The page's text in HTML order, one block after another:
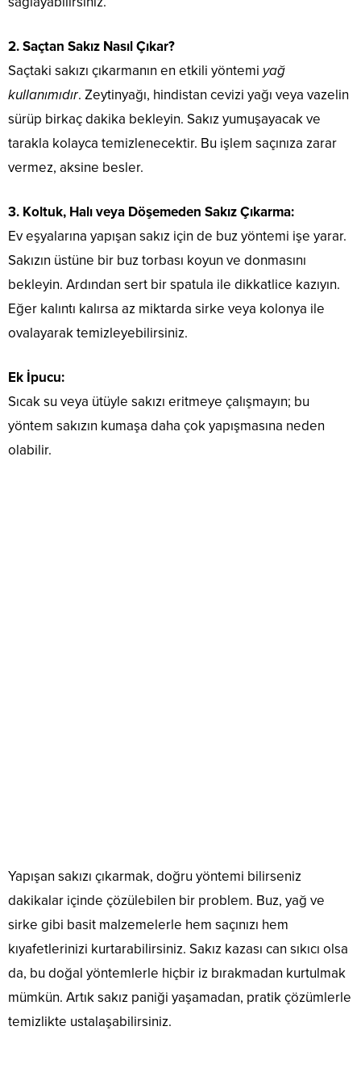
2. Saçtan Sakız Nasıl Çıkar?
Saçtaki sakızı çıkarmanın en etkili yöntemi yağ
kullanımıdır. Zeytinyağı, hindistan cevizi yağı veya vazelin
sürüp birkaç dakika bekleyin. Sakız yumuşayacak ve
tarakla kolayca temizlenecektir. Bu işlem saçınıza zarar
vermez, aksine besler.
3. Koltuk, Halı veya Döşemeden Sakız Çıkarma:
Ev eşyalarına yapışan sakız için de buz yöntemi işe yarar.
Sakızın üstüne bir buz torbası koyun ve donmasını
bekleyin. Ardından sert bir spatula ile dikkatlice kazıyın.
Eğer kalıntı kalırsa az miktarda sirke veya kolonya ile
ovalayarak temizleyebilirsiniz.
Ek İpucu:
Sıcak su veya ütüyle sakızı eritmeye çalışmayın; bu
yöntem sakızın kumaşa daha çok yapışmasına neden
olabilir.
Yapışan sakızı çıkarmak, doğru yöntemi bilirseniz
dakikalar içinde çözülebilen bir problem. Buz, yağ ve
sirke gibi basit malzemelerle hem saçınızı hem
kıyafetlerinizi kurtarabilirsiniz. Sakız kazası can sıkıcı olsa
da, bu doğal yöntemlerle hiçbir iz bırakmadan kurtulmak
mümkün. Artık sakız paniği yaşamadan, pratik çözümlerle
temizlikte ustalaşabilirsiniz.